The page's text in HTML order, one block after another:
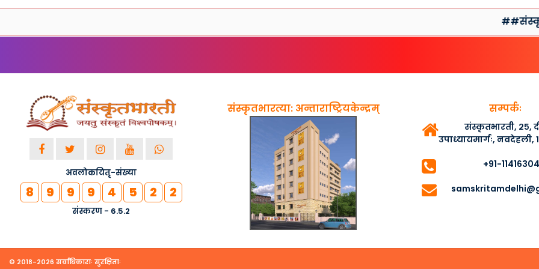
अवलोकयितृ-संख्या
8 9 9 9 4 5 2 2
संस्करण - 6.5.2
संस्कृतभारत्या: अन्ताराष्ट्रियकेन्द्रम् सम्पर्कः
संस्कृतभारती, २५,
उपाध्यायमार्गः, नवदेहली,
+91-
© २०१८-२०२६ सर्वाधिकाराः सुरक्षिताः